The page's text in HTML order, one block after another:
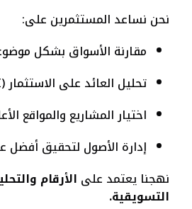
نحن نساعد المستثمرين على:
مقارنة الأسواق بشكل
تحليل العائد على الاستثمار (ROI)
اختيار المشاريع والمواقع
إدارة الأصول لتحقيق أفضل
نهجنا يعتمد على الأرقام
التسويقية.